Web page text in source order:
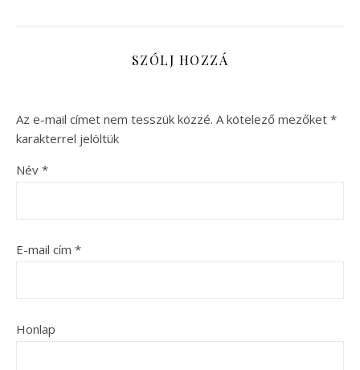
SZÓLJ HOZZÁ
Az e-mail címet nem tesszük közzé. A kötelező mezőket *
karakterrel jelöltük
Név *
E-mail cím *
Honlap